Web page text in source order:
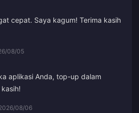
cepat. Saya kagum! Terima kasih
08/05
aplikasi Anda, top-up dalam
08/06